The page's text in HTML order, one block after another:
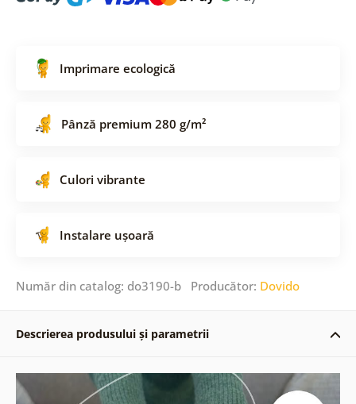
Imprimare ecologică
Pânză premium 280 g/m²
Culori vibrante
Instalare ușoară
Număr din catalog: do3190-b Producător: Dovido
Descrierea produsului și parametrii